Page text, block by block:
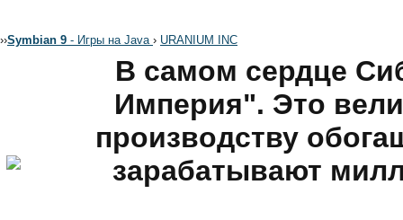
››Symbian 9 - Игры на Java › URANIUM INC
В самом сердце
Империя". Это
производству
зарабатывают